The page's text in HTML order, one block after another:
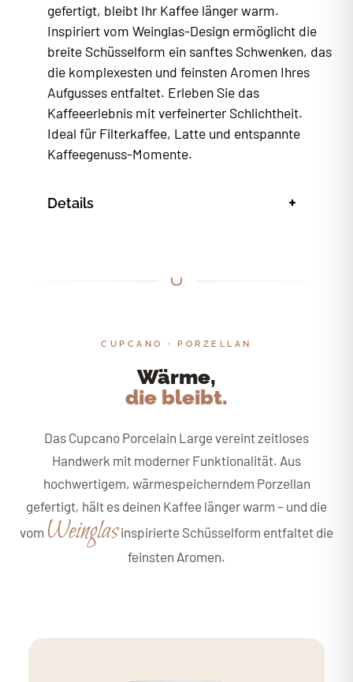
gefertigt, bleibt Ihr Kaffee länger warm.
Inspiriert vom Weinglas-Design ermöglicht die
breite Schüsselform ein sanftes Schwenken, das
die komplexesten und feinsten Aromen Ihres
Aufgusses entfaltet. Erleben Sie das
Kaffeeerlebnis mit verfeinerter Schlichtheit.
Ideal für Filterkaffee, Latte und entspannte
Kaffeegenuss-Momente.
Details +
CUPCANO · PORZELLAN
Wärme,
die bleibt.
Das Cupcano Porcelain Large vereint zeitloses
Handwerk mit moderner Funktionalität. Aus
hochwertigem, wärmespeicherndem Porzellan
gefertigt, hält es deinen Kaffee länger warm – und die
vom Weinglasinspirierte Schüsselform entfaltet die
feinsten Aromen.